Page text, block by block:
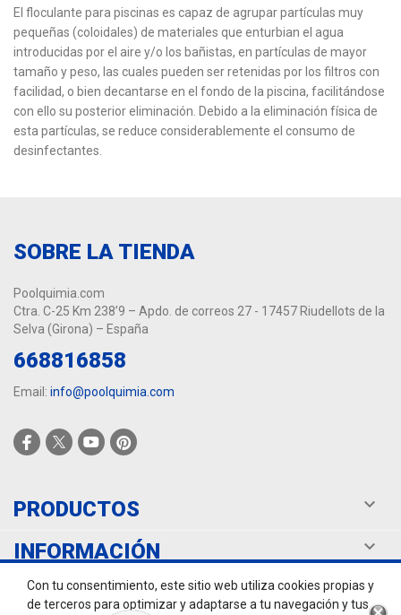
El floculante para piscinas es capaz de agrupar partículas muy
pequeñas (coloidales) de materiales que enturbian el agua
introducidas por el aire y/o los bañistas, en partículas de mayor
tamaño y peso, las cuales pueden ser retenidas por los filtros con
facilidad, o bien decantarse en el fondo de la piscina, facilitándose
con ello su posterior eliminación. Debido a la eliminación física de
esta partículas, se reduce considerablemente el consumo de
desinfectantes.
SOBRE LA TIENDA
Poolquimia.com
Ctra. C-25 Km 238’9 – Apdo. de correos 27 - 17457 Riudellots de la
Selva (Girona) – España
668816858
Email: info@poolquimia.com
PRODUCTOS 
INFORMACIÓN 
TU CUENTA 
Con tu consentimiento, este sitio web utiliza cookies propias y
de terceros para optimizar y adaptarse a tu navegación y tus